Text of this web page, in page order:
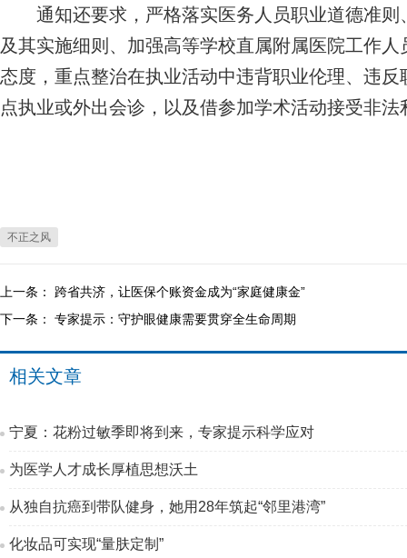
通知还要求，严格落实医务人员职业道德准则
及其实施细则、加强高等学校直属附属医院工作
态度，重点整治在执业活动中违背职业伦理、违
点执业或外出会诊，以及借参加学术活动接受非
不正之风
上一条： 跨省共济，让医保个账资金成为“家庭健康金”
下一条： 专家提示：守护眼健康需要贯穿全生命周期
相关文章
宁夏：花粉过敏季即将到来，专家提示科学应对
为医学人才成长厚植思想沃土
从独自抗癌到带队健身，她用28年筑起“邻里港湾”
化妆品可实现“量肤定制”